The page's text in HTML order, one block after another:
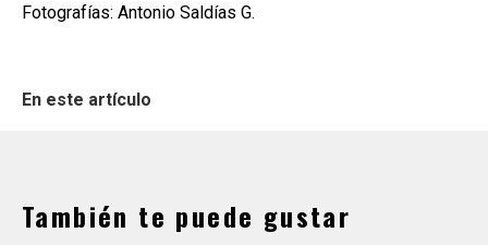
Fotografías: Antonio Saldías G.
En este artículo
También te puede gustar